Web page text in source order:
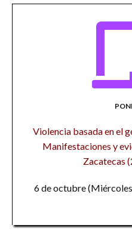
Violencia basada en el
Manifestaciones y
Zacatecas
6 de octubre